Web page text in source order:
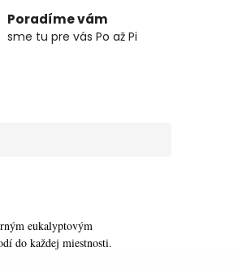
Poradíme vám
sme tu pre vás Po až Pi
eukalyptovým
do každej miestnosti.